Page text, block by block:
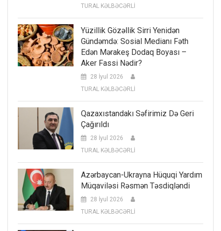
TURAL KƏLBƏCƏRLİ
Yüzillik Gözəllik Sirri Yenidən
Gündəmdə: Sosial Medianı Fəth
Edən Mərakeş Dodaq Boyası –
Aker Fassi Nədir?
28 İyul 2026
TURAL KƏLBƏCƏRLİ
Qazaxıstandakı Səfirimiz Də Geri
Çağırıldı
28 İyul 2026
TURAL KƏLBƏCƏRLİ
Azərbaycan-Ukrayna Hüquqi Yardım
Müqaviləsi Rəsmən Təsdiqləndi
28 İyul 2026
TURAL KƏLBƏCƏRLİ